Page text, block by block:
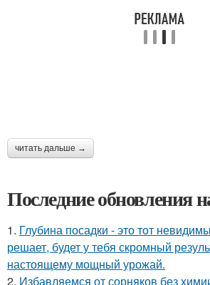
читать дальше →
Последние обновления
1. Глубина посадки - это тот
решает, будет у тебя скромный
настоящему мощный урожай.
2. Избавляемся от сорняков без